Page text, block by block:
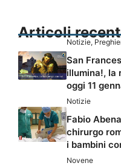
Articoli
Notizie,
San
illumina!, la
oggi 11
Notizie
Fabio
chirurgo
i bambini
Novene